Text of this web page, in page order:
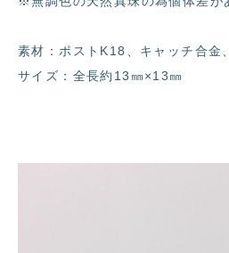
素材：ポストK18、キャッチ合金
サイズ：全長約13㎜×13㎜